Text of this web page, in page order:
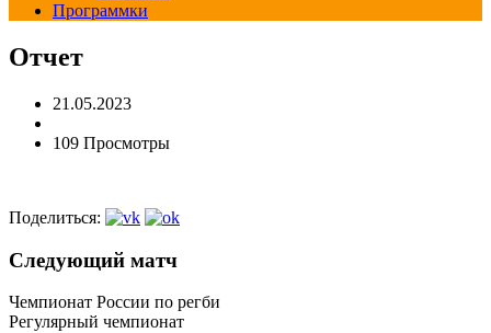
Программки
Отчет
21.05.2023
109 Просмотры
Поделиться:
Следующий матч
Чемпионат России по регби
Регулярный чемпионат